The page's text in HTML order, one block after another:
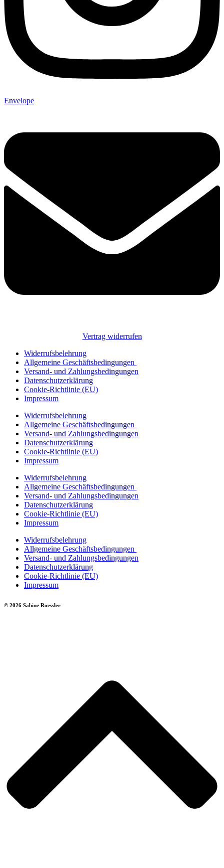
Envelope
Vertrag widerrufen
Widerrufsbelehrung
Allgemeine Geschäftsbedingungen
Versand- und Zahlungsbedingungen
Datenschutzerklärung
Cookie-Richtlinie (EU)
Impressum
Widerrufsbelehrung
Allgemeine Geschäftsbedingungen
Versand- und Zahlungsbedingungen
Datenschutzerklärung
Cookie-Richtlinie (EU)
Impressum
Widerrufsbelehrung
Allgemeine Geschäftsbedingungen
Versand- und Zahlungsbedingungen
Datenschutzerklärung
Cookie-Richtlinie (EU)
Impressum
Widerrufsbelehrung
Allgemeine Geschäftsbedingungen
Versand- und Zahlungsbedingungen
Datenschutzerklärung
Cookie-Richtlinie (EU)
Impressum
© 2026 Sabine Roessler